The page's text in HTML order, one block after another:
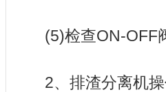
(5)检查ON-OFF
2、排渣分离机操